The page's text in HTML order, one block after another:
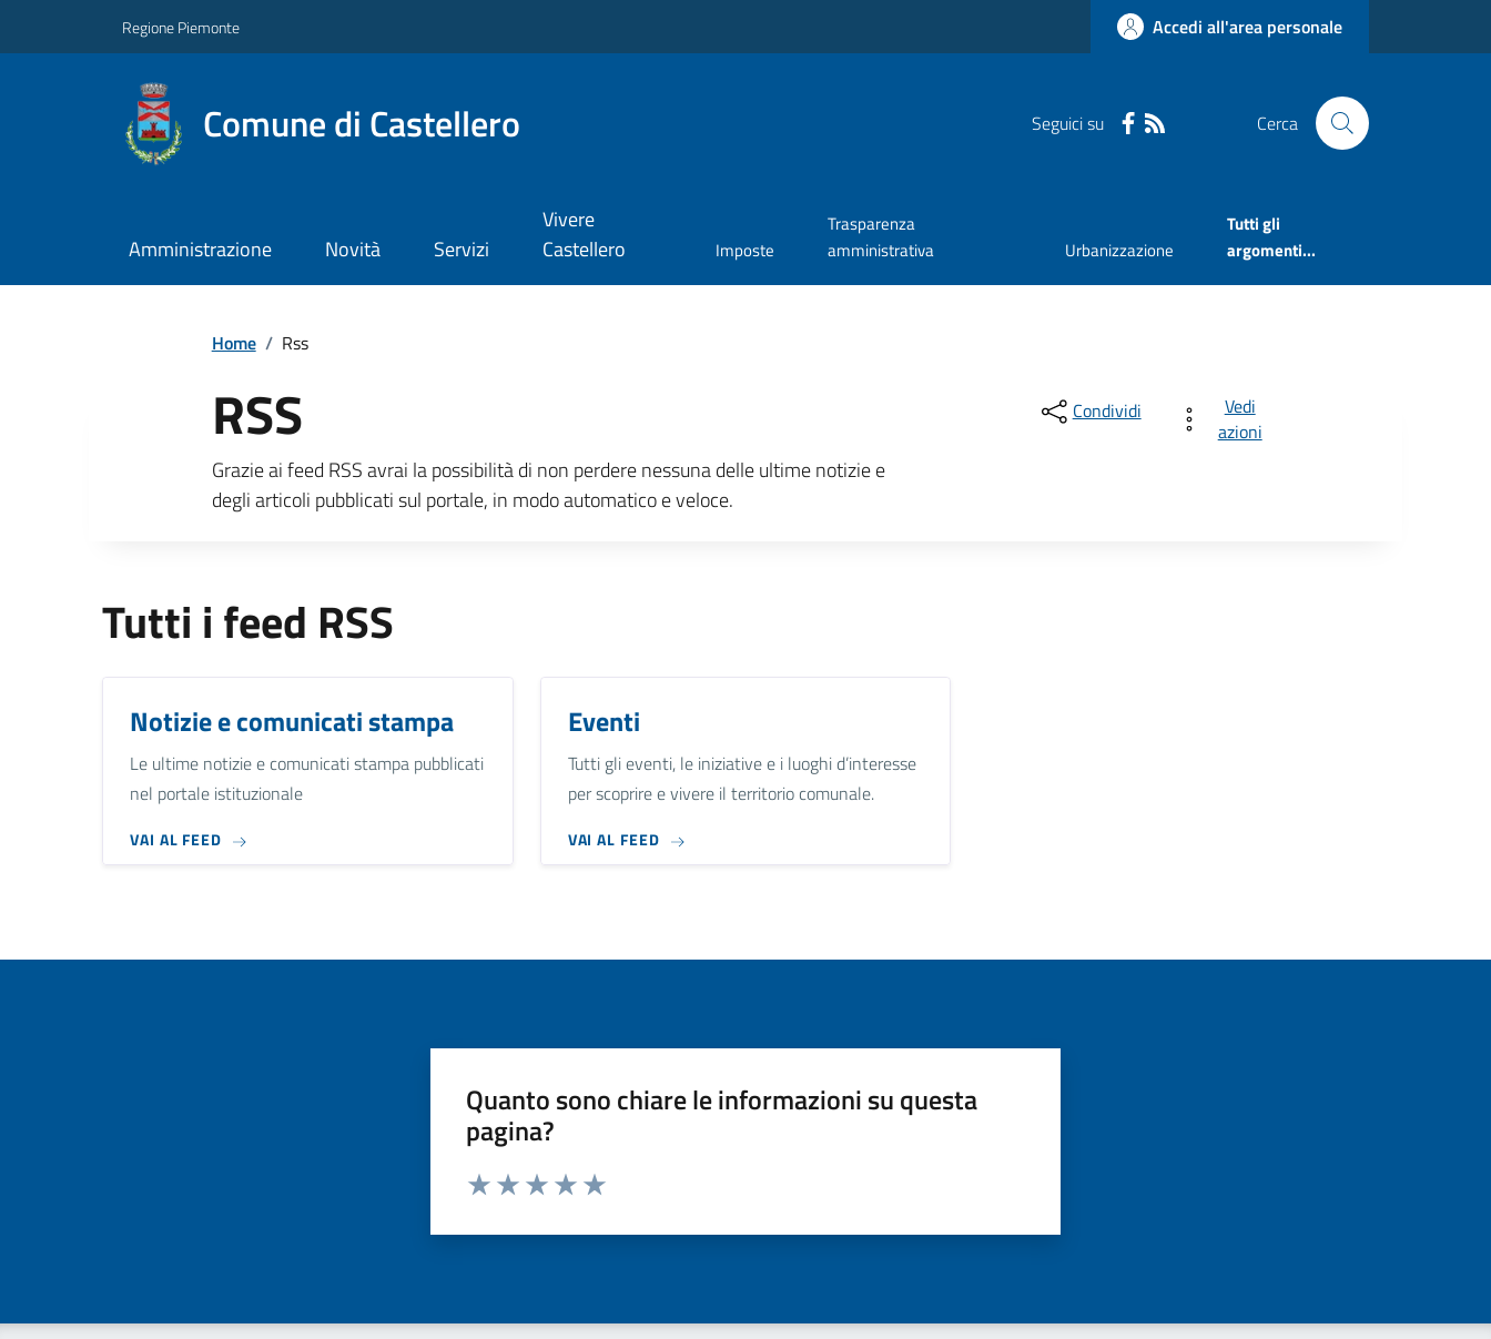
Regione Piemonte Accedi all'area personale
Comune di Castellero Seguici su Cerca
Amministrazione Novità Servizi
Vivere
Castellero
Imposte
Trasparenza
amministrativa
Urbanizzazione
Tutti gli
argomenti...
Home / Rss
RSS
Grazie ai feed RSS avrai la possibilità di non perdere nessuna delle ultime notizie e
degli articoli pubblicati sul portale, in modo automatico e veloce.
Condividi
Vedi
azioni
Tutti i feed RSS
Notizie e comunicati stampa
Le ultime notizie e comunicati stampa pubblicati
nel portale istituzionale
VAI AL FEED
Eventi
Tutti gli eventi, le iniziative e i luoghi d’interesse
per scoprire e vivere il territorio comunale.
VAI AL FEED
Quanto sono chiare le informazioni su questa
pagina?
Valuta da 1 a 5 stelle la pagina